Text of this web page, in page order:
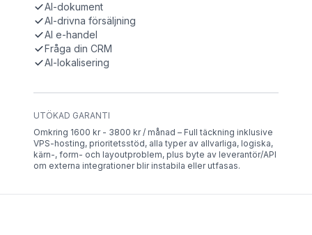
AI-dokument
AI-drivna försäljning
AI e-handel
Fråga din CRM
AI-lokalisering
UTÖKAD GARANTI
Omkring 1600 kr - 3800 kr / månad – Full täckning inklusive
VPS-hosting, prioritetsstöd, alla typer av allvarliga, logiska,
kärn-, form- och layoutproblem, plus byte av leverantör/API
om externa integrationer blir instabila eller utfasas.